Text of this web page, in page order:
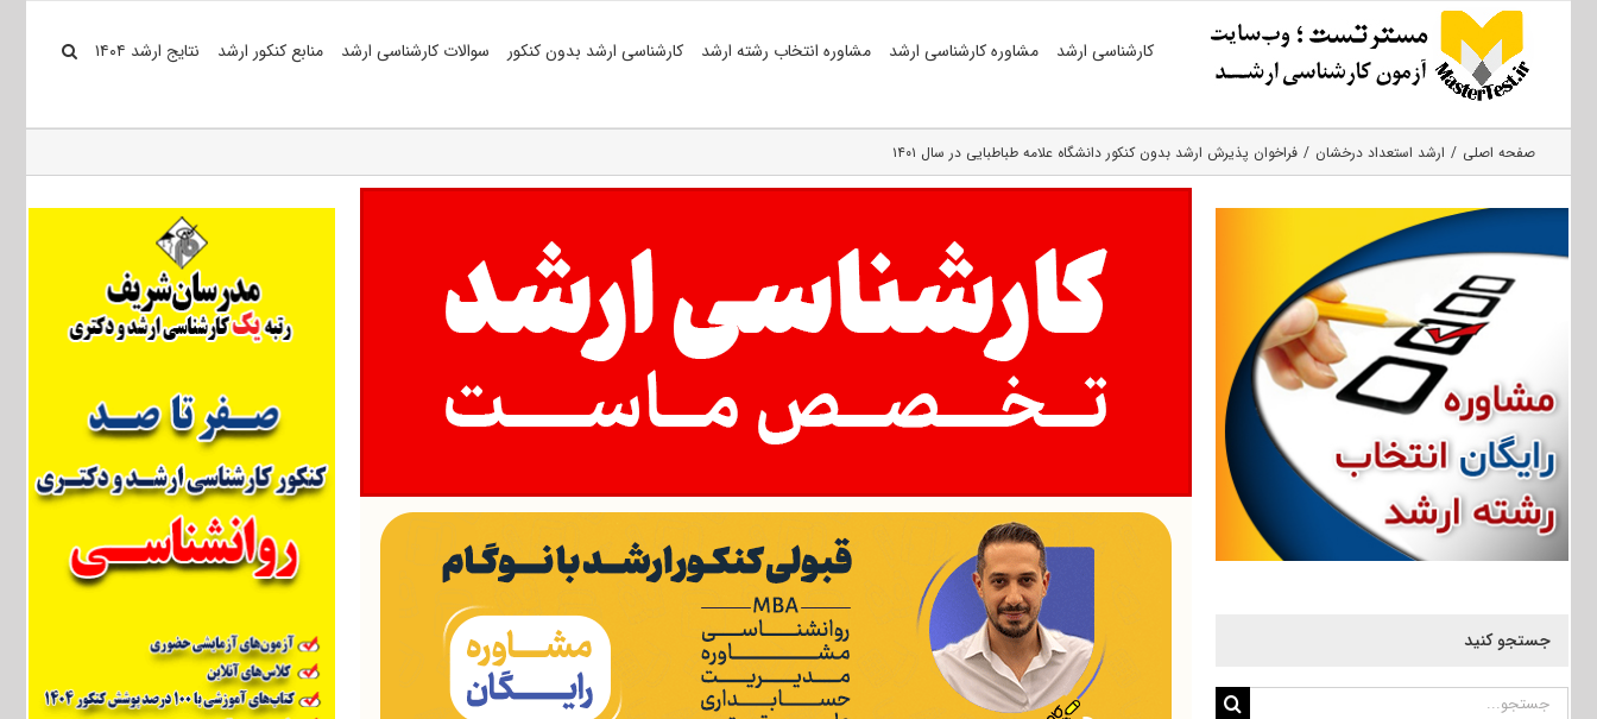
کارشناسی ارشد مشاوره کارشناسی ارشد مشاوره انتخاب رشته ارشد کارشناسی ارشد بدون کنکور سوالات کارشناسی ارشد منابع کنکور ارشد نتایج ارشد ۱۴۰۴
صفحه اصلی ارشد استعداد درخشان فراخوان پذیرش ارشد بدون کنکور دانشگاه علامه طباطبایی در سال ۱۴۰۱
جستجو کنید
جستجو